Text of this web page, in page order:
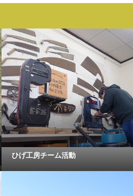
ひげ工房チーム活動